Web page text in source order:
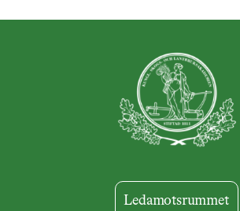
Ledamotsrummet